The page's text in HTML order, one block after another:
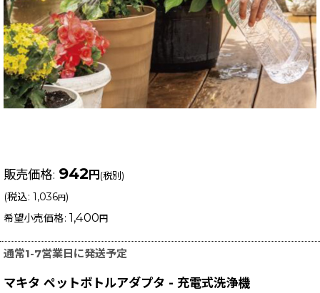
販売価格: 942円(税別)
(税込: 1,036円)
希望小売価格: 1,400 円
通常1-7営業日に発送予定
マキタ ペットボトルアダプタ - 充電式洗浄機